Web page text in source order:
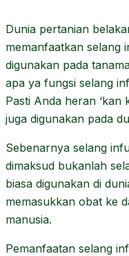
Dunia pertanian
memanfaatkan selang
digunakan pada
apa ya fungsi selang
Pasti Anda heran ‘kan
juga digunakan pada
Sebenarnya selang
dimaksud bukanlah
biasa digunakan di
memasukkan obat ke
manusia.
Pemanfaatan selang